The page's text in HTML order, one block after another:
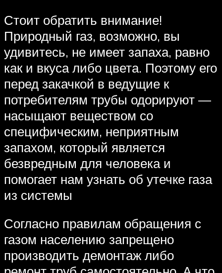
Стоит обратить внимание!
Природный газ, возможно, вы
удивитесь, не имеет запаха, равно
как и вкуса либо цвета. Поэтому его
перед закачкой в ведущие к
потребителям трубы одорируют —
насыщают веществом со
специфическим, неприятным
запахом, который является
безвредным для человека и
помогает нам узнать об утечке газа
из системы
Согласно правилам обращения с
газом населению запрещено
производить демонтаж либо